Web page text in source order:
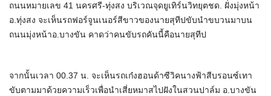
ถนนหมายเลข 41 นครศรี-ทุ่งสง บริเวณจุดยูเทิร์นวิทยุตชด. ฝั่งมุ่งหน้า
อ.ทุ่งสง จะเห็นรถฟอร์จูนเนอร์สีขาวของนายสุทีปขับนำขบวนมาบน
ถนนมุ่งหน้าอ.บางขัน คาดว่าคนขับรถคันนี้คือนายสุทีป
จากนั้นเวลา 00.37 น. จะเห็นรถเก๋งฮอนด้าซีวิคนางฟ้าสีบรอนซ์เทา
ขับตามมาด้วยความเร็วเพื่อนำเสี่ยหมาสไปฝังในสวนปาล์ม อ.บางขัน